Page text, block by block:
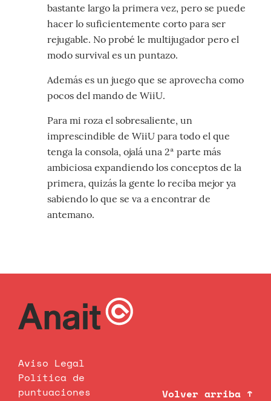
bastante largo la primera vez, pero se puede
hacer lo suficientemente corto para ser
rejugable. No probé le multijugador pero el
modo survival es un puntazo.
Además es un juego que se aprovecha como
pocos del mando de WiiU.
Para mi roza el sobresaliente, un
imprescindible de WiiU para todo el que
tenga la consola, ojalá una 2ª parte más
ambiciosa expandiendo los conceptos de la
primera, quizás la gente lo reciba mejor ya
sabiendo lo que se va a encontrar de
antemano.
Aviso Legal
Política de
puntuaciones
Volver arriba ↑